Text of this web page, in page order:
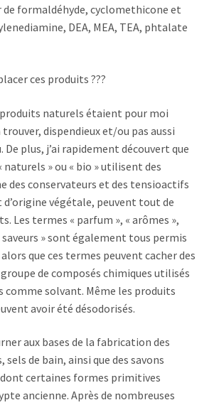
formaldéhyde, cyclomethicone et
DEA, MEA, TEA, phtalate
ces produits ???
naturels étaient pour moi
dispendieux et/ou pas aussi
De plus, j’ai rapidement découvert que
» ou « bio » utilisent des
des conservateurs et des tensioactifs
d’origine végétale, peuvent tout de
Les termes « parfum », « arômes »,
saveurs » sont également tous permis
que ces termes peuvent cacher des
de composés chimiques utilisés
comme solvant. Même les produits
avoir été désodorisés.
aux bases de la fabrication des
de bain, ainsi que des savons
certaines formes primitives
ancienne. Après de nombreuses